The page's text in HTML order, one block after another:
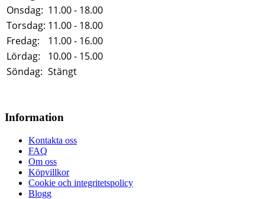
Onsdag: 11.00 - 18.00
Torsdag: 11.00 - 18.00
Fredag:
11.00 - 16.00
Lördag:
10.00 - 15.00
Söndag: Stängt
Information
Kontakta oss
FAQ
Om oss
Köpvillkor
Cookie och integritetspolicy
Blogg